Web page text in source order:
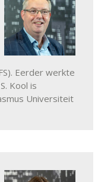
Eerder werkte
Kool is
Universiteit